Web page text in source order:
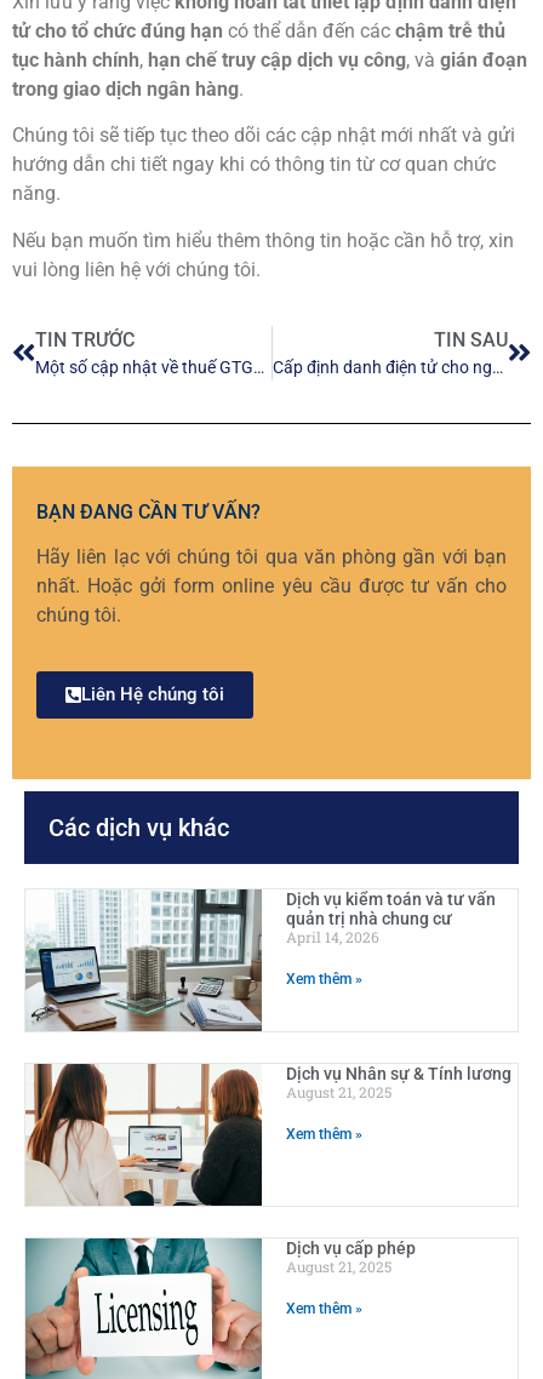
tử cho tổ chức đúng hạn có thể dẫn đến các chậm trễ thủ
tục hành chính, hạn chế truy cập dịch vụ công, và gián đoạn
trong giao dịch ngân hàng.
Chúng tôi sẽ tiếp tục theo dõi các cập nhật mới nhất và gửi
hướng dẫn chi tiết ngay khi có thông tin từ cơ quan chức
năng.
Nếu bạn muốn tìm hiểu thêm thông tin hoặc cần hỗ trợ, xin
vui lòng liên hệ với chúng tôi.
TIN TRƯỚC
Một số cập nhật về thuế GTGT từ 1/7/2025 doanh nghiệp cần quan tâm
TIN SAU
Cấp định danh điện tử cho người nước ngoài cư trú tại Việt Nam
BẠN ĐANG CẦN TƯ VẤN?
Hãy liên lạc với chúng tôi qua văn phòng gần với bạn
nhất. Hoặc gởi form online yêu cầu được tư vấn cho
chúng tôi.
Liên Hệ chúng tôi
Các dịch vụ khác
Dịch vụ kiểm toán và tư vấn
quản trị nhà chung cư
April 14, 2026
Xem thêm »
Dịch vụ Nhân sự & Tính lương
August 21, 2025
Xem thêm »
Dịch vụ cấp phép
August 21, 2025
Xem thêm »